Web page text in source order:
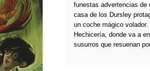
funestas advertencias de
casa de los Dursley
un coche mágico
Hechicería, donde va a
susurros que resuenan